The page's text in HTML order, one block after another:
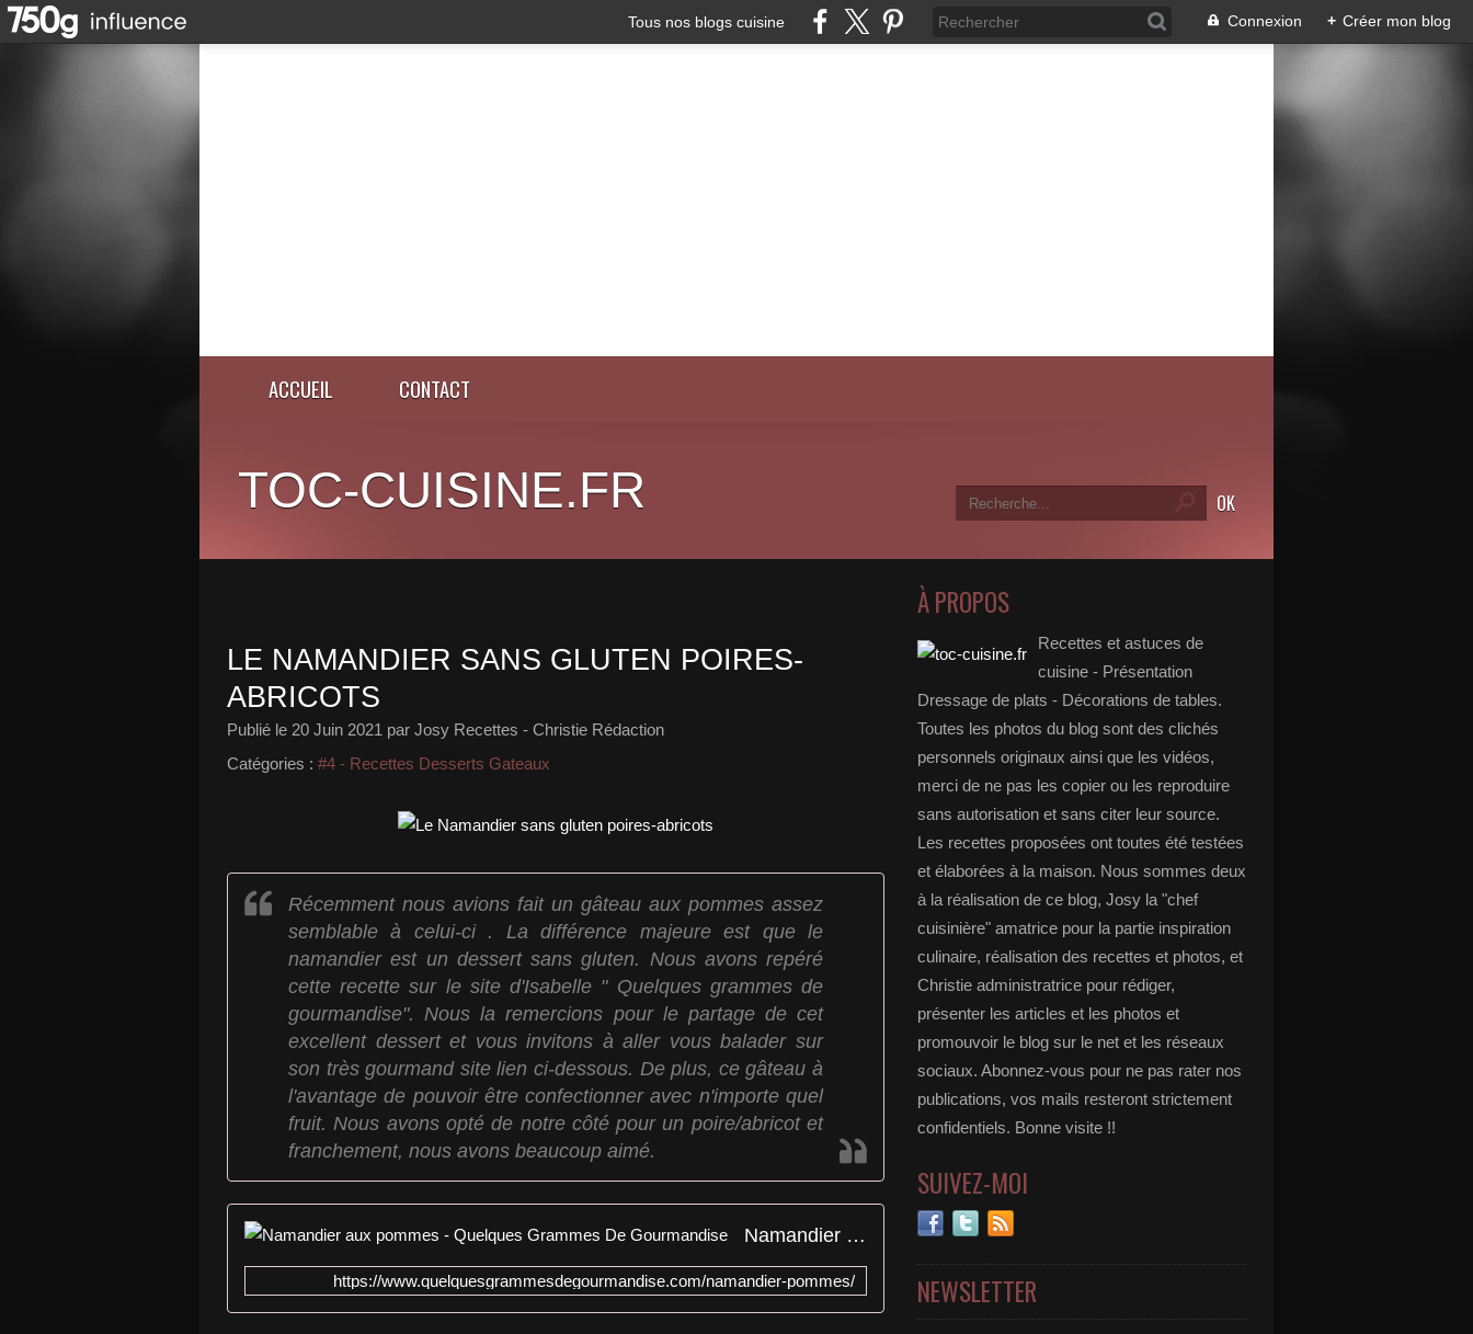
Tous nos blogs cuisine Connexion + Créer mon blog
ACCUEIL CONTACT
TOC-CUISINE.FR
LE NAMANDIER SANS GLUTEN POIRES-
ABRICOTS
Publié le 20 Juin 2021 par Josy Recettes - Christie Rédaction
Catégories : #4 - Recettes Desserts Gateaux
Récemment nous avions fait un gâteau aux pommes assez
semblable à celui-ci . La différence majeure est que le
namandier est un dessert sans gluten. Nous avons repéré
cette recette sur le site d'Isabelle " Quelques grammes de
gourmandise". Nous la remercions pour le partage de cet
excellent dessert et vous invitons à aller vous balader sur
son très gourmand site lien ci-dessous. De plus, ce gâteau à
l'avantage de pouvoir être confectionner avec n'importe quel
fruit. Nous avons opté de notre côté pour un poire/abricot et
franchement, nous avons beaucoup aimé.
Namandier aux pommes - Quelques Grammes De Gourmandise
https://www.quelquesgrammesdegourmandise.com/namandier-pommes/
À PROPOS
Recettes et astuces de
cuisine - Présentation
Dressage de plats - Décorations de tables.
Toutes les photos du blog sont des clichés
personnels originaux ainsi que les vidéos,
merci de ne pas les copier ou les reproduire
sans autorisation et sans citer leur source.
Les recettes proposées ont toutes été testées
et élaborées à la maison. Nous sommes deux
à la réalisation de ce blog, Josy la "chef
cuisinière" amatrice pour la partie inspiration
culinaire, réalisation des recettes et photos, et
Christie administratrice pour rédiger,
présenter les articles et les photos et
promouvoir le blog sur le net et les réseaux
sociaux. Abonnez-vous pour ne pas rater nos
publications, vos mails resteront strictement
confidentiels. Bonne visite !!
SUIVEZ-MOI
NEWSLETTER